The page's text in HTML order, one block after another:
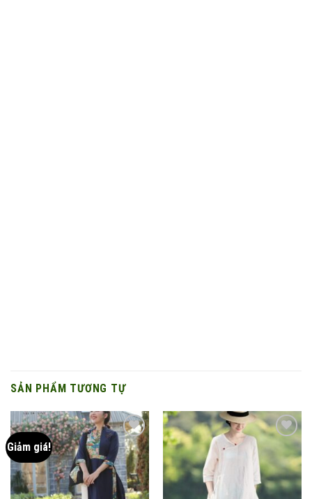
SẢN PHẨM TƯƠNG TỰ
Giảm giá!
Add to
wishlist
Add to
wishlist